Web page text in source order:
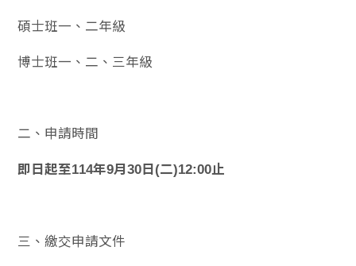
碩士班一、二年級
博士班一、二、三年級
二、申請時間
即日起至114年9月30日(二)12:00止
三、繳交申請文件